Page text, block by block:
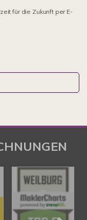
für die Zukunft per E-